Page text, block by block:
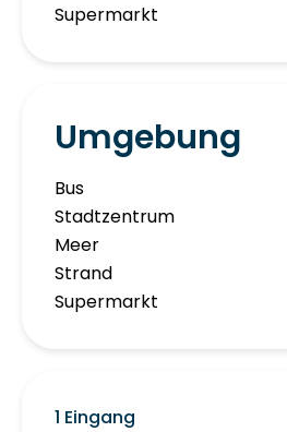
Supermarkt
Umgebung
Bus
Stadtzentrum
Meer
Strand
Supermarkt
1 Eingang